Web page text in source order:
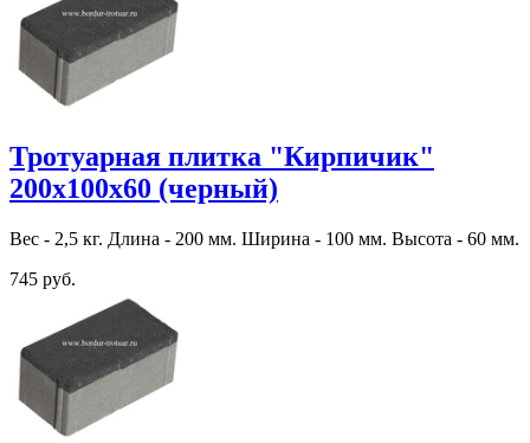
Тротуарная плитка "Кирпичик"
200х100х60 (черный)
Вес - 2,5 кг. Длина - 200 мм. Ширина - 100 мм. Высота - 60 мм.
745 руб.